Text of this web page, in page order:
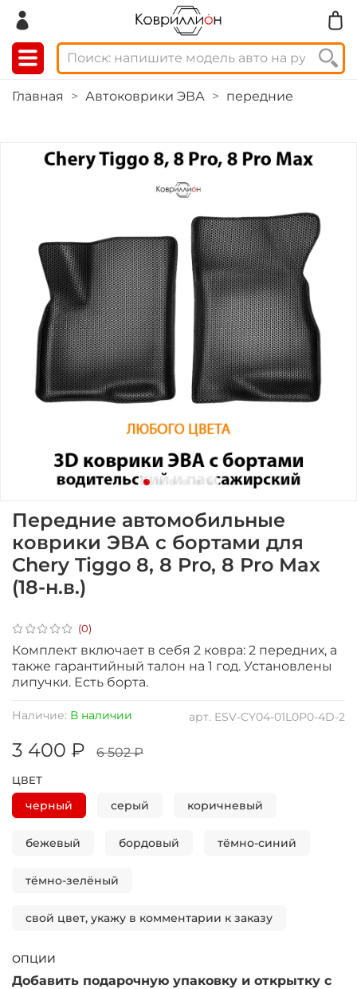
Главная Автоковрики ЭВА передние
(0)
арт. ESV-CY04-01L0P0-4D-2
Наличие: В наличии
Передние автомобильные
коврики ЭВА с бортами для
Chery Tiggo 8, 8 Pro, 8 Pro Max
(18-н.в.)
3 400 ₽ 6 502 ₽
ЦВЕТ
черный серый коричневый
бежевый бордовый тёмно-синий
тёмно-зелёный
свой цвет, укажу в комментарии к заказу
ОПЦИИ
Добавить подарочную упаковку и открытку с
Комплект включает в себя 2 ковра: 2 передних, а
также гарантийный талон на 1 год. Установлены
липучки. Есть борта.